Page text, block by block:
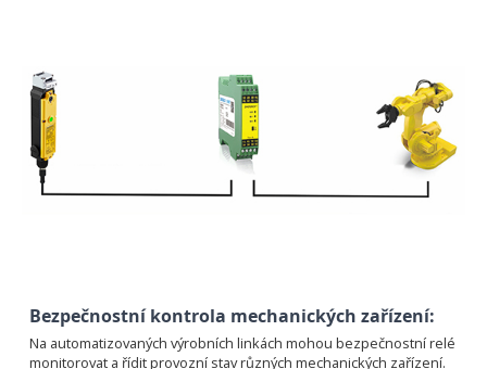
Bezpečnostní kontrola mechanických zařízení:
Na automatizovaných výrobních linkách mohou bezpečnostní relé
monitorovat a řídit provozní stav různých mechanických zařízení.